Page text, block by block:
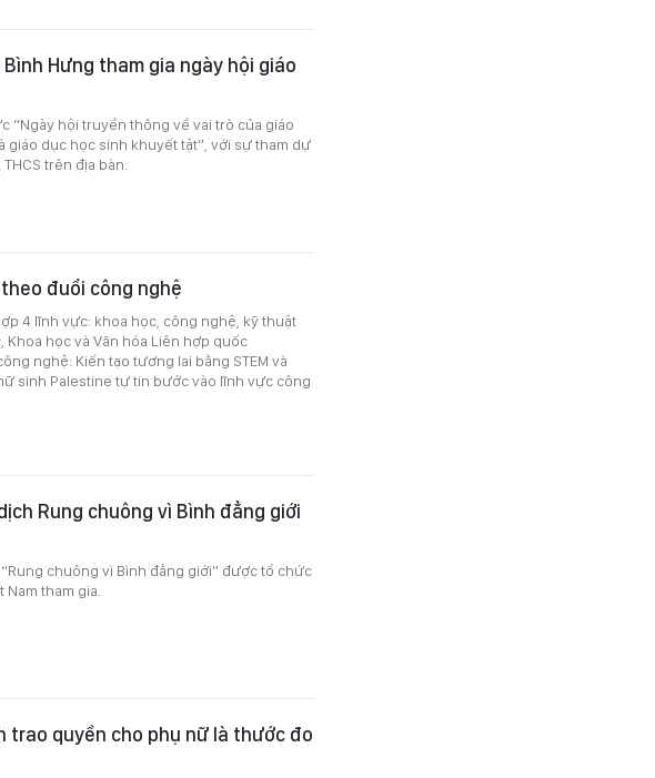
Hưng tham gia ngày hội giáo
“Ngày hội truyền thông về vai trò của giáo
giáo dục học sinh khuyết tật”, với sự tham dự
trên địa bàn.
đuổi công nghệ
4 lĩnh vực: khoa học, công nghệ, kỹ thuật
Khoa học và Văn hóa Liên hợp quốc
nghệ: Kiến tạo tương lai bằng STEM và
sinh Palestine tự tin bước vào lĩnh vực công
Rung chuông vì Bình đẳng giới
chuông vì Bình đẳng giới” được tổ chức
tham gia.
trao quyền cho phụ nữ là thước đo